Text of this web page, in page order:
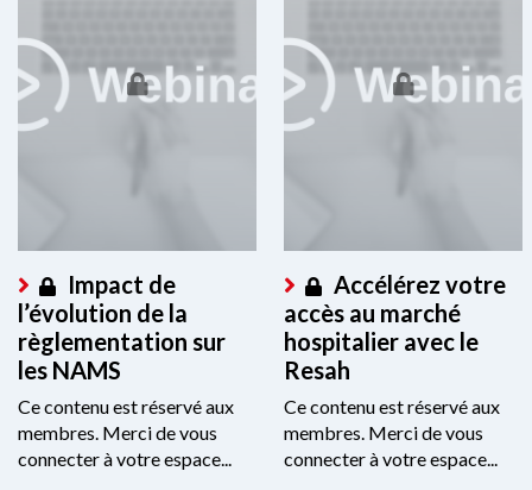
Impact de
l’évolution de la
règlementation sur
les NAMS
Ce contenu est réservé aux
membres. Merci de vous
connecter à votre espace...
Accélérez votre
accès au marché
hospitalier avec le
Resah
Ce contenu est réservé aux
membres. Merci de vous
connecter à votre espace...